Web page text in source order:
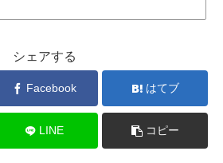
シェアする
Facebook はてブ
LINE コピー